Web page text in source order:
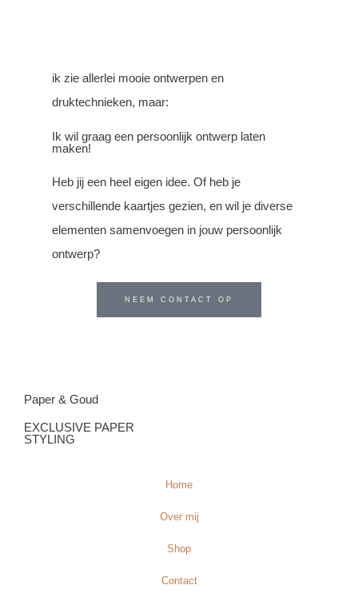
ik zie allerlei mooie ontwerpen en
druktechnieken, maar:
Ik wil graag een persoonlijk ontwerp laten
maken!
Heb jij een heel eigen idee. Of heb je
verschillende kaartjes gezien, en wil je diverse
elementen samenvoegen in jouw persoonlijk
ontwerp?
NEEM CONTACT OP
Paper & Goud
EXCLUSIVE PAPER
STYLING
Home
Over mij
Shop
Contact